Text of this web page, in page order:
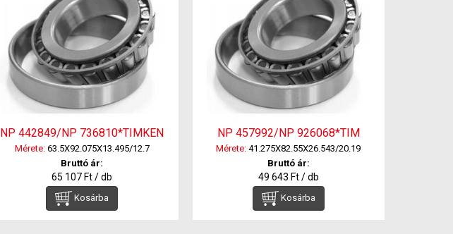
NP 442849/NP 736810*TIMKEN
Mérete:63.5X92.075X13.495/12.7
Bruttó ár:
65 107 Ft / db
Kosárba
NP 457992/NP 926068*TIM
Mérete: 41.275X82.55X26.543/20.19
Bruttó ár:
49 643 Ft / db
Kosárba